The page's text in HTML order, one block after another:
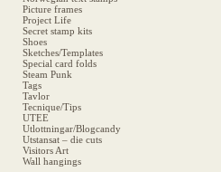
Picture frames
Project Life
Secret stamp kits
Shoes
Sketches/Templates
Special card folds
Steam Punk
Tags
Tavlor
Tecnique/Tips
UTEE
Utlottningar/Blogcandy
Utstansat – die cuts
Visitors Art
Wall hangings